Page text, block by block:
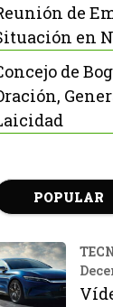
de
en
de
POPULAR